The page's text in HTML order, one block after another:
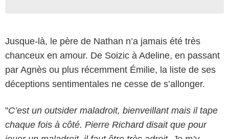
Jusque-là, le père de Nathan n’a jamais été très
chanceux en amour. De Soizic à Adeline, en passant
par Agnès ou plus récemment Émilie, la liste de ses
déceptions sentimentales ne cesse de s’allonger.
"C’est un outsider maladroit, bienveillant mais il tape
chaque fois à côté. Pierre Richard disait que pour